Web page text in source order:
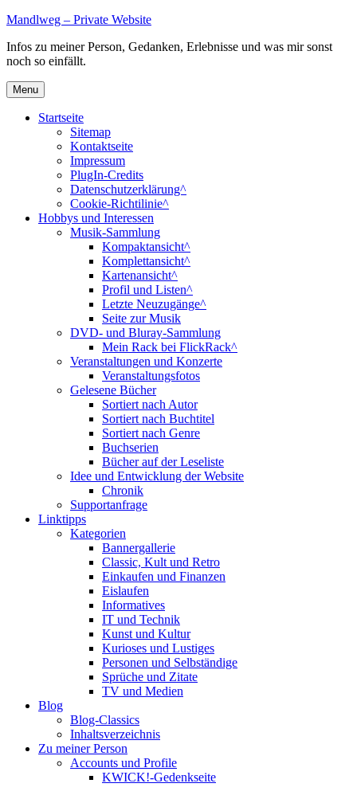
Skip
content
Mandlweg – Private Website
Infos zu meiner Person, Gedanken, Erlebnisse und was mir sonst
noch so einfällt.
Menu
Startseite
Sitemap
Kontaktseite
Impressum
PlugIn-Credits
Datenschutzerklärung^
Cookie-Richtilinie^
Hobbys und Interessen
Musik-Sammlung
Kompaktansicht^
Komplettansicht^
Kartenansicht^
Profil und Listen^
Letzte Neuzugänge^
Seite zur Musik
DVD- und Bluray-Sammlung
Mein Rack bei FlickRack^
Veranstaltungen und Konzerte
Veranstaltungsfotos
Gelesene Bücher
Sortiert nach Autor
Sortiert nach Buchtitel
Sortiert nach Genre
Buchserien
Bücher auf der Leseliste
Idee und Entwicklung der Website
Chronik
Supportanfrage
Linktipps
Kategorien
Bannergallerie
Classic, Kult und Retro
Einkaufen und Finanzen
Eislaufen
Informatives
IT und Technik
Kunst und Kultur
Kurioses und Lustiges
Personen und Selbständige
Sprüche und Zitate
TV und Medien
Blog
Blog-Classics
Inhaltsverzeichnis
Zu meiner Person
Accounts und Profile
KWICK!-Gedenkseite